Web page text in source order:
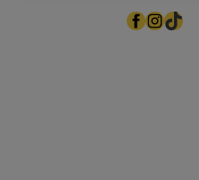
FacebookInstagramTikTok